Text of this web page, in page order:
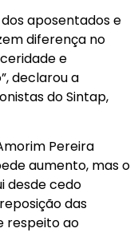
aposentados e
diferença no
e
declarou a
do Sintap,
Pereira
aumento, mas o
desde cedo
das
respeito ao